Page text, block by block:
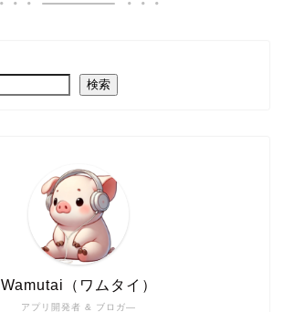
検索
アプリ開発者 & ブロガ―
Wamutai（ワムタイ）